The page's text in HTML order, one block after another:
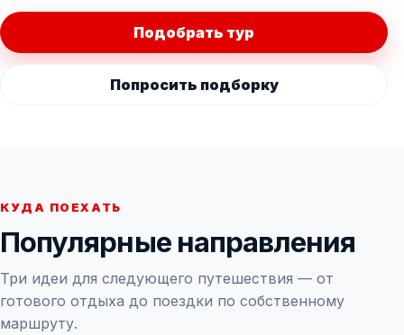
Подобрать тур
Попросить подборку
КУДА ПОЕХАТЬ
Популярные направления
Три идеи для следующего путешествия — от
готового отдыха до поездки по собственному
маршруту.